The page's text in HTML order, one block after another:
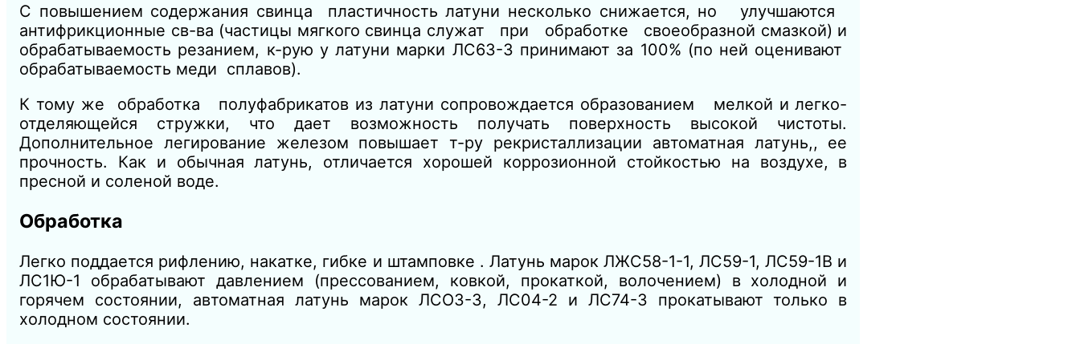
С повышением содержания свинца пластичность латуни несколько снижается, но улучшаются
антифрикционные св-ва (частицы мягкого свинца служат при обработке своеобразной смазкой) и
обрабатываемость резанием, к-рую у латуни марки ЛС63-3 принимают за 100% (по ней оценивают
обрабатываемость меди сплавов).
К тому же обработка полуфабрикатов из латуни сопровождается образованием мелкой и легко-
отделяющейся стружки, что дает возможность получать поверхность высокой чистоты.
Дополнительное легирование железом повышает т-ру рекристаллизации автоматная латунь,, ее
прочность. Как и обычная латунь, отличается хорошей коррозионной стойкостью на воздухе, в
пресной и соленой воде.
Обработка
Легко поддается рифлению, накатке, гибке и штамповке . Латунь марок ЛЖС58-1-1, ЛС59-1, ЛС59-1В и
ЛС1Ю-1 обрабатывают давлением (прессованием, ковкой, прокаткой, волочением) в холодной и
горячем состоянии, автоматная латунь марок ЛСОЗ-3, ЛС04-2 и ЛС74-3 прокатывают только в
холодном состоянии.